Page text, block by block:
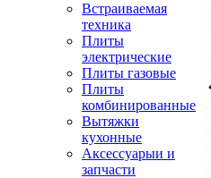
Встраиваемая
техника
Плиты
электрические
Плиты газовые
Плиты
комбинированные
Вытяжки
кухонные
Аксессуарыи и
запчасти